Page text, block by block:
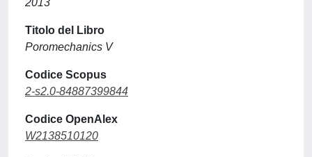
2013
Titolo del Libro
Poromechanics V
Codice Scopus
2-s2.0-84887399844
Codice OpenAlex
W2138510120